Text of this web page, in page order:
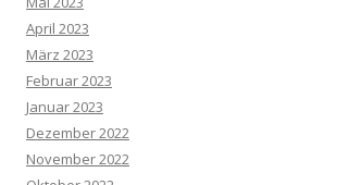
April 2023
März 2023
Februar 2023
Januar 2023
Dezember 2022
November 2022